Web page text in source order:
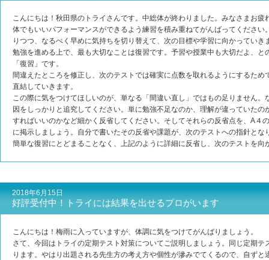
こんにちは！秋田県のトライさんです。中総体が終わりました。みなさまお
体でもいいパフォーマンスができるよう練習を積み重ねてがんばってくださ
りつつ、なるべく早めに気持ちを切り替えて、次の目標や学習に向かっていき
勉強を進める上で、最も大切なことは復習です。予習や授業中も大切だよ、
「復習」です。
間違えたところを修正し、次のテストでは確実に点数を取れるようにするた
直結していきます。
この際に気をつけてほしいのが、単なる「間違い直し」ではもの足りません
因をしっかりと追究してください。単に勉強不足なのか、理解が違っていた
すればいいのかなど細かく反省してください。そしてそれらの反省点を、A４
に掲示しましょう。自分で書いたその反省や課題が、次のテストへの指針とな
簡単な復習にとどまることなく、上記のように詳細に反省し、次のテストを向
2018年6月15日
好評受付中！トライには結果を出せるプロがいます
こんにちは！梅雨に入っていますが、体調に気をつけてがんばりましょう。
さて、今回はトライの定期テスト対策についてご説明しましょう。同じ定期
ります。やはり出題される先生方の考え方や個性が滲みでてくるので、自ず